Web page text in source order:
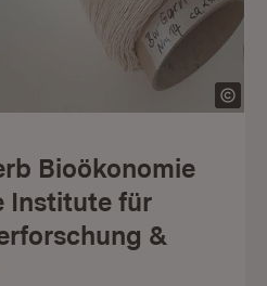
Bioökonomie
Institute für
&